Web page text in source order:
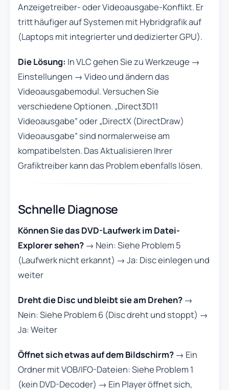
Anzeigetreiber- oder Videoausgabe-Konflikt. Er
tritt häufiger auf Systemen mit Hybridgrafik auf
(Laptops mit integrierter und dedizierter GPU).
Die Lösung: In VLC gehen Sie zu Werkzeuge →
Einstellungen → Video und ändern das
Videoausgabemodul. Versuchen Sie
verschiedene Optionen. „Direct3D11
Videoausgabe” oder „DirectX (DirectDraw)
Videoausgabe” sind normalerweise am
kompatibelsten. Das Aktualisieren Ihrer
Grafiktreiber kann das Problem ebenfalls lösen.
Schnelle Diagnose
Können Sie das DVD-Laufwerk im Datei-
Explorer sehen?→ Nein: Siehe Problem 5
(Laufwerk nicht erkannt) → Ja: Disc einlegen und
weiter
Dreht die Disc und bleibt sie am Drehen?→
Nein: Siehe Problem 6 (Disc dreht und stoppt) →
Ja: Weiter
Öffnet sich etwas auf dem Bildschirm?→ Ein
Ordner mit VOB/IFO-Dateien: Siehe Problem 1
(kein DVD-Decoder) → Ein Player öffnet sich,